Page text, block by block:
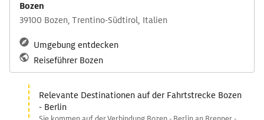
Bozen
39100 Bozen, Trentino-Südtirol, Italien
Umgebung entdecken
Reiseführer Bozen
Relevante Destinationen auf der Fahrtstrecke Bozen
- Berlin